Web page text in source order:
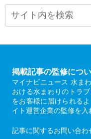
掲載記事の監修につ
マイナビニュース 水ま
おける水まわりのトラ
をお客様に届けられる
イト運営企業の監修を入
記事に関するお問い合わ